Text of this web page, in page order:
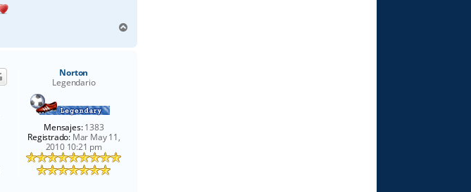
r
Norton
Legendario
Mensajes:1383
Registrado:Mar May 11,
2010 10:21 pm